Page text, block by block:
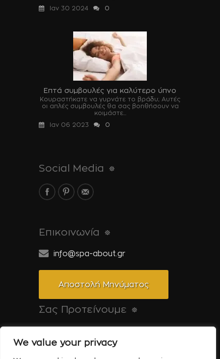
We value your privacy
Ιαν 30 2024
0
Επτά συμβουλές για καλύτερο ύπνο
Κουραστήκατε να γυρνάτε το βράδυ; Αυτές
οι απλές συμβουλές θα σας βοηθήσουν να
κοιμάστε...
Ιαν 06 2023
0
Social Media
Επικοινωνία
info@spa-about.gr
Αποστολή Μηνύματος
Σας Προτείνουμε
Tinos-About.gr: Ανακαλύψτε την Τήνο